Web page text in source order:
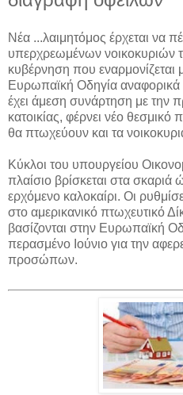
Νέα ...λαιμητόμος έρχεται να
υπερχρεωμένων νοικοκυριών
κυβέρνηση που εναρμονίζεται
Ευρωπαϊκή Οδηγία αναφορικά
έχει άμεση συνάρτηση με την
κατοικίας, φέρνει νέο θεσμικό
θα πτωχεύουν και τα
Κύκλοι του υπουργείου
πλαίσιο βρίσκεται στα σκαριά
ερχόμενο καλοκαίρι. Οι
στο αμερικανικό πτωχευτικό
βασίζονται στην Ευρωπαϊκή
περασμένο Ιούνιο για την
προσώπων.